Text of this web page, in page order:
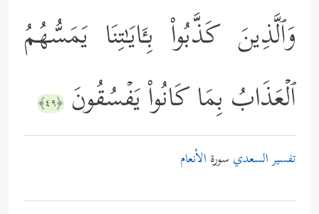
وَٱلَّذِینَ كَذَّبُواْ بِـَٔایَـٰتِنَا یَمَسُّهُمُ
ٱلۡعَذَابُ بِمَا كَانُواْ یَفۡسُقُونَ ﴿٤٩﴾
تفسير السعدي سورة الأنعام